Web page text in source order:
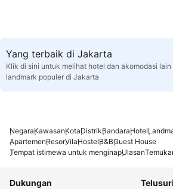
Yang terbaik di Jakarta
Klik di sini untuk melihat hotel dan akomodasi
landmark populer di Jakarta
NegaraKawasanKotaDistrikBandaraHotel
ApartemenResorVilaHostelB&BGuest House
Tempat istimewa untuk menginapUlasan
Dukungan
Telusuri